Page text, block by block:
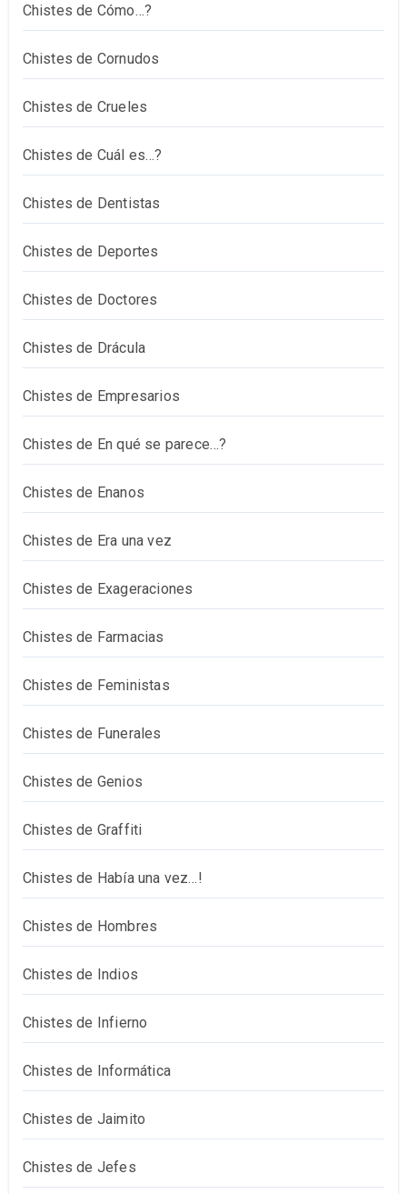
Chistes de Cómo…?
Chistes de Cornudos
Chistes de Crueles
Chistes de Cuál es…?
Chistes de Dentistas
Chistes de Deportes
Chistes de Doctores
Chistes de Drácula
Chistes de Empresarios
Chistes de En qué se parece…?
Chistes de Enanos
Chistes de Era una vez
Chistes de Exageraciones
Chistes de Farmacias
Chistes de Feministas
Chistes de Funerales
Chistes de Genios
Chistes de Graffiti
Chistes de Había una vez…!
Chistes de Hombres
Chistes de Indios
Chistes de Infierno
Chistes de Informática
Chistes de Jaimito
Chistes de Jefes